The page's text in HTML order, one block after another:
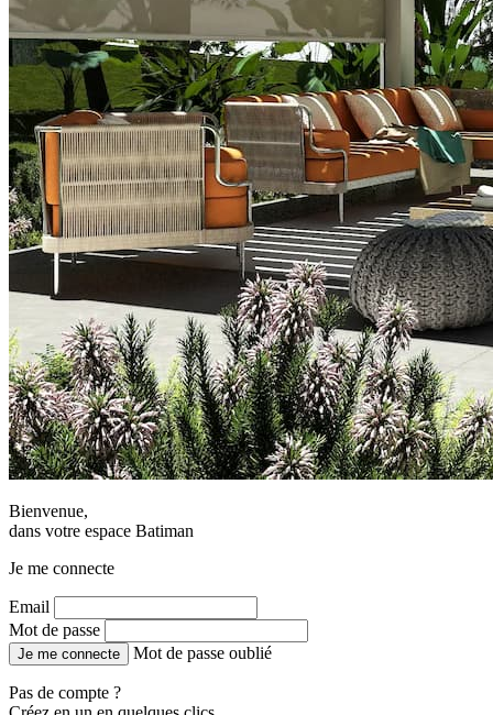
Bienvenue,
dans votre espace Batiman
Je me connecte
Email
Mot de passe
Je me connecte Mot de passe oublié
Pas de compte ?